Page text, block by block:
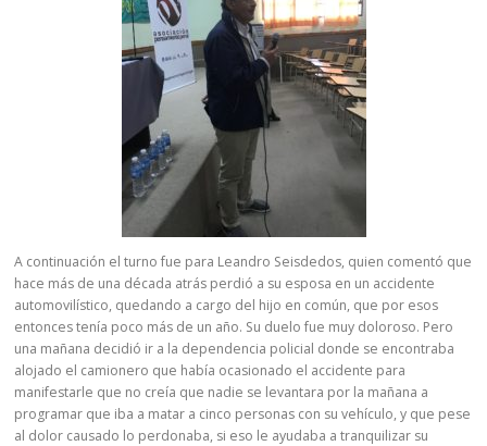
A continuación el turno fue para Leandro Seisdedos, quien comentó que
hace más de una década atrás perdió a su esposa en un accidente
automovilístico, quedando a cargo del hijo en común, que por esos
entonces tenía poco más de un año. Su duelo fue muy doloroso. Pero
una mañana decidió ir a la dependencia policial donde se encontraba
alojado el camionero que había ocasionado el accidente para
manifestarle que no creía que nadie se levantara por la mañana a
programar que iba a matar a cinco personas con su vehículo, y que pese
al dolor causado lo perdonaba, si eso le ayudaba a tranquilizar su